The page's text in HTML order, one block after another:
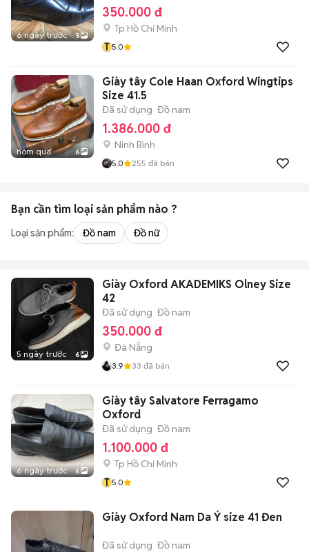
6 ngày trước 5
350.000 đ
Tp Hồ Chí Minh
T 5.0
hôm qua 6
Giày tây Cole Haan Oxford Wingtips
Size 41.5
Đã sử dụng Đồ nam
1.386.000 đ
Ninh Bình
5.0 255 đã bán
Bạn cần tìm loại sản phẩm nào ?
Loại sản phẩm: Đồ nam Đồ nữ
5 ngày trước 6
Giày Oxford AKADEMIKS Olney Size
42
Đã sử dụng Đồ nam
350.000 đ
Đà Nẵng
3.9 33 đã bán
6 ngày trước 6
Giày tây Salvatore Ferragamo
Oxford
Đã sử dụng Đồ nam
1.100.000 đ
Tp Hồ Chí Minh
T 5.0
Giày Oxford Nam Da Ý size 41 Đen
Đã sử dụng Đồ nam